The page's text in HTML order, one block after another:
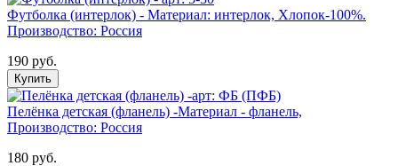
Футболка (интерлок) - Материал: интерлок, Хлопок-100%.
Производство: Россия
190 руб.
Купить
Пелёнка детская (фланель) -Материал - фланель,
Производство: Россия
180 руб.